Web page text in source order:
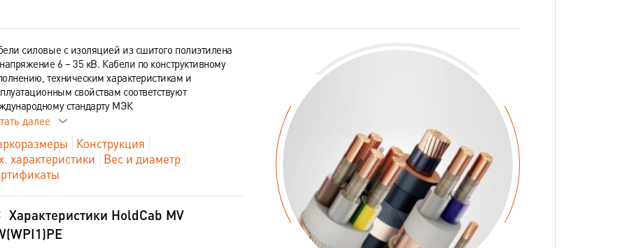
силовые с изоляцией из сшитого полиэтилена
6 – 35 кВ. Кабели по конструктивному
техническим характеристикам и
свойствам соответствуют
стандарту МЭК
далее
Конструкция
характеристики
Вес и диаметр
Характеристики HoldCab MV